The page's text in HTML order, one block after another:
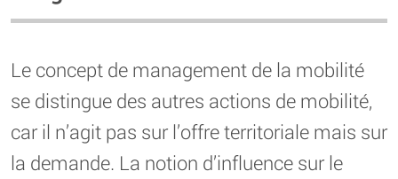
Le concept de management de la mobilité
se distingue des autres actions de mobilité,
car il n’agit pas sur l’offre territoriale mais sur
la demande. La notion d’influence sur le